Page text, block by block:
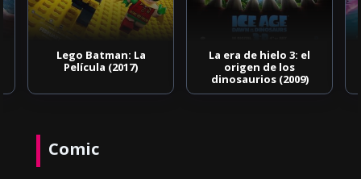
Lego Batman: La
Película (2017)
La era de hielo 3: el
origen de los
dinosaurios (2009)
Comic